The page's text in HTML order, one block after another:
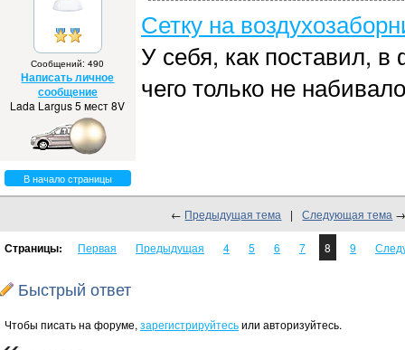
Сообщений: 490
Написать личное
сообщение
Lada Largus 5 мест 8V
Сетку на
У себя, как поставил, в
чего только не
В начало страницы
← Предыдущая тема | Следующая тема
Страницы: Первая Предыдущая 4 5 6 7 8 9
Быстрый ответ
Чтобы писать на форуме, зарегистрируйтесьили авторизуйтесь.